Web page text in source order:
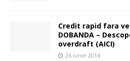
Credit rapid fara
DOBANDA –
overdraft (AICI)
26 iunie 2014